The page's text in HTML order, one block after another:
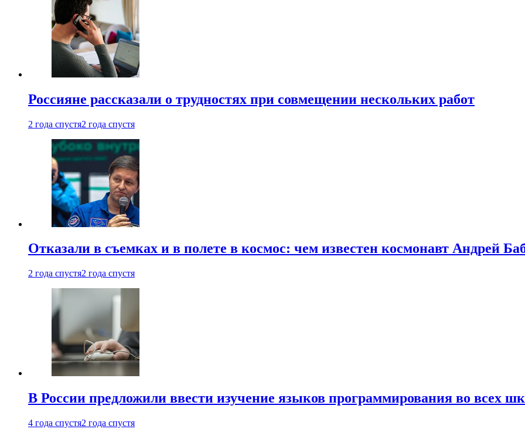
Россияне рассказали о трудностях при совмещении нескольких работ
2 года спустя2 года спустя
Отказали в съемках и в полете в космос: чем известен космонавт Андрей
2 года спустя2 года спустя
В России предложили ввести изучение языков программирования во всех
4 года спустя2 года спустя